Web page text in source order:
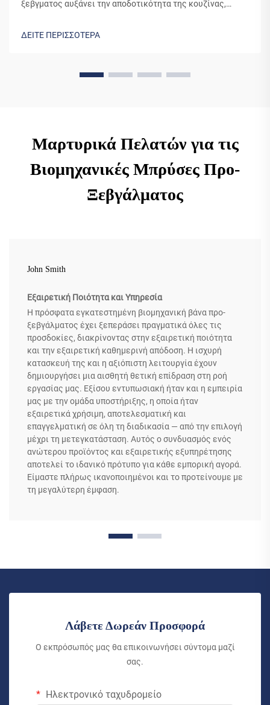
ξεβγματος αυξάνει την αποδοτικότητα της κουζίνας,
ΔΕΙΤΕ ΠΕΡΙΣΣΟΤΕΡΑ
Μαρτυρικά Πελατών για τις
Βιομηχανικές Μπρύσες Προ-
Ξεβγάλματος
John Smith
Εξαιρετική Ποιότητα και Υπηρεσία
Η πρόσφατα εγκατεστημένη βιομηχανική βάνα προ-
ξεβγάλματος έχει ξεπεράσει πραγματικά όλες τις
προσδοκίες, διακρίνοντας στην εξαιρετική ποιότητα
και την εξαιρετική καθημερινή απόδοση. Η ισχυρή
κατασκευή της και η αξιόπιστη λειτουργία έχουν
δημιουργήσει μια αισθητή θετική επίδραση στη ροή
εργασίας μας. Εξίσου εντυπωσιακή ήταν και η εμπειρία
μας με την ομάδα υποστήριξης, η οποία ήταν
εξαιρετικά χρήσιμη, αποτελεσματική και
επαγγελματική σε όλη τη διαδικασία — από την επιλογή
μέχρι τη μετεγκατάσταση. Αυτός ο συνδυασμός ενός
ανώτερου προϊόντος και εξαιρετικής εξυπηρέτησης
αποτελεί το ιδανικό πρότυπο για κάθε εμπορική αγορά.
Είμαστε πλήρως ικανοποιημένοι και το προτείνουμε με
τη μεγαλύτερη έμφαση.
Λάβετε Δωρεάν Προσφορά
Ο εκπρόσωπός μας θα επικοινωνήσει σύντομα μαζί
σας.
Ηλεκτρονικό ταχυδρομείο